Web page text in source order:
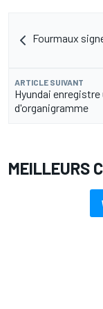
Fourmaux
ARTICLE SUIVANT
Hyundai
d'organigramme
MEILLEURS